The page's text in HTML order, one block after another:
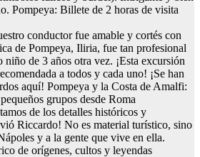
Pompeya: Billete de 2 horas de visita
conductor fue amable y cortés con
de Pompeya, Iliria, fue tan profesional
niño de 3 años otra vez. ¡Esta excursión
a todos y cada uno! ¡Se han
aquí! Pompeya y la Costa de Amalfi:
grupos desde Roma
de los detalles históricos y
Riccardo! No es material turístico, sino
y a la gente que vive en ella.
de orígenes, cultos y leyendas